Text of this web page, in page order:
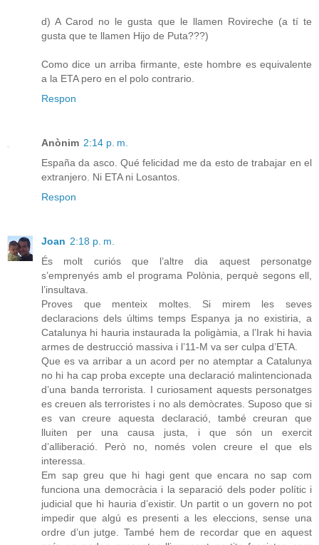
d) A Carod no le gusta que le llamen Rovireche (a tí te
gusta que te llamen Hijo de Puta???)
Como dice un arriba firmante, este hombre es equivalente
a la ETA pero en el polo contrario.
Respon
Anònim 2:14 p. m.
España da asco. Qué felicidad me da esto de trabajar en el
extranjero. Ni ETA ni Losantos.
Respon
Joan 2:18 p. m.
És molt curiós que l’altre dia aquest personatge
s’emprenyés amb el programa Polònia, perquè segons ell,
l’insultava.
Proves que menteix moltes. Si mirem les seves
declaracions dels últims temps Espanya ja no existiria, a
Catalunya hi hauria instaurada la poligàmia, a l’Irak hi havia
armes de destrucció massiva i l’11-M va ser culpa d’ETA.
Que es va arribar a un acord per no atemptar a Catalunya
no hi ha cap proba excepte una declaració malintencionada
d’una banda terrorista. I curiosament aquests personatges
es creuen als terroristes i no als demòcrates. Suposo que si
es van creure aquesta declaració, també creuran que
lluiten per una causa justa, i que són un exercit
d’alliberació. Però no, només volen creure el que els
interessa.
Em sap greu que hi hagi gent que encara no sap com
funciona una democràcia i la separació dels poder polític i
judicial que hi hauria d’existir. Un partit o un govern no pot
impedir que algú es presenti a les eleccions, sense una
ordre d’un jutge. També hem de recordar que en aquest